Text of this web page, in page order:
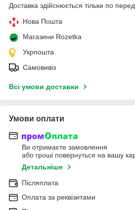
Доставка здійснюється тільки по
Нова Пошта
Магазини Rozetka
Укрпошта
Самовивіз
Всі умови доставки
Умови оплати
Ви отримаєте замовлення
або гроші повернуться на вашу
Детальніше
Післяплата
Оплата за реквізитами